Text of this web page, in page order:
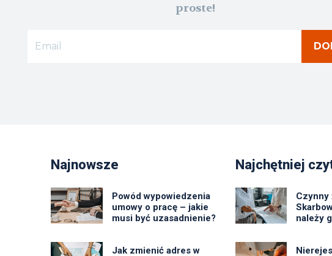
proste!
Najnowsze
Powód wypowiedzenia
umowy o pracę – jakie
musi być uzasadnienie?
Jak zmienić adres w
Najchętniej
Czynny
należy